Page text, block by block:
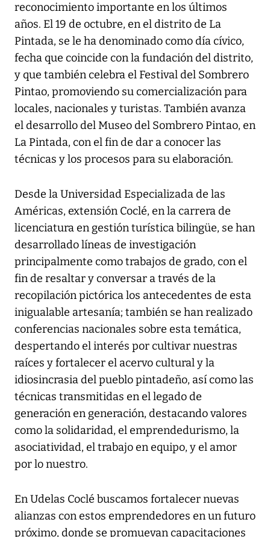
reconocimiento importante en los últimos
años. El 19 de octubre, en el distrito de La
Pintada, se le ha denominado como día cívico,
fecha que coincide con la fundación del distrito,
y que también celebra el Festival del Sombrero
Pintao, promoviendo su comercialización para
locales, nacionales y turistas. También avanza
el desarrollo del Museo del Sombrero Pintao, en
La Pintada, con el fin de dar a conocer las
técnicas y los procesos para su elaboración.
Desde la Universidad Especializada de las
Américas, extensión Coclé, en la carrera de
licenciatura en gestión turística bilingüe, se han
desarrollado líneas de investigación
principalmente como trabajos de grado, con el
fin de resaltar y conversar a través de la
recopilación pictórica los antecedentes de esta
inigualable artesanía; también se han realizado
conferencias nacionales sobre esta temática,
despertando el interés por cultivar nuestras
raíces y fortalecer el acervo cultural y la
idiosincrasia del pueblo pintadeño, así como las
técnicas transmitidas en el legado de
generación en generación, destacando valores
como la solidaridad, el emprendedurismo, la
asociatividad, el trabajo en equipo, y el amor
por lo nuestro.
En Udelas Coclé buscamos fortalecer nuevas
alianzas con estos emprendedores en un futuro
próximo, donde se promuevan capacitaciones